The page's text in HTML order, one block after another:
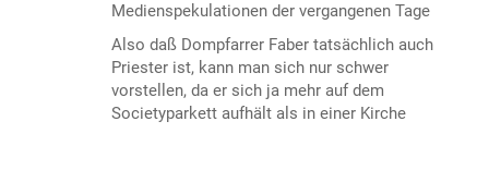
Medienspekulationen der vergangenen Tage
Also daß Dompfarrer Faber tatsächlich auch
Priester ist, kann man sich nur schwer
vorstellen, da er sich ja mehr auf dem
Societyparkett aufhält als in einer Kirche